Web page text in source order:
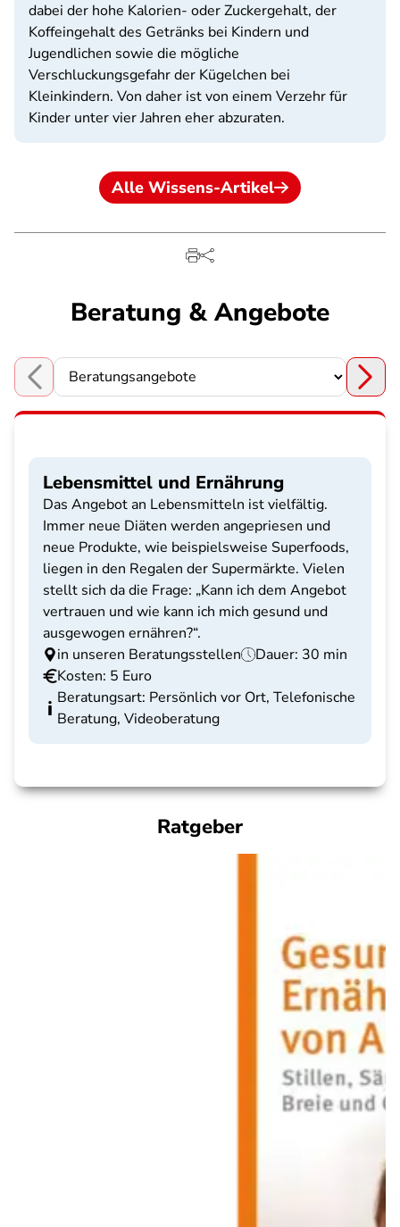
dabei der hohe Kalorien- oder Zuckergehalt, der
Koffeingehalt des Getränks bei Kindern und
Jugendlichen sowie die mögliche
Verschluckungsgefahr der Kügelchen bei
Kleinkindern. Von daher ist von einem Verzehr für
Kinder unter vier Jahren eher abzuraten.
Alle Wissens-Artikel
Beratung & Angebote
Choose a section
Lebensmittel und Ernährung
Das Angebot an Lebensmitteln ist vielfältig.
Immer neue Diäten werden angepriesen und
neue Produkte, wie beispielsweise Superfoods,
liegen in den Regalen der Supermärkte. Vielen
stellt sich da die Frage: „Kann ich dem Angebot
vertrauen und wie kann ich mich gesund und
ausgewogen ernähren?“.
in unseren Beratungsstellen
Dauer: 30 min
Kosten: 5 Euro
Beratungsart: Persönlich vor Ort, Telefonische
Beratung, Videoberatung
Ratgeber